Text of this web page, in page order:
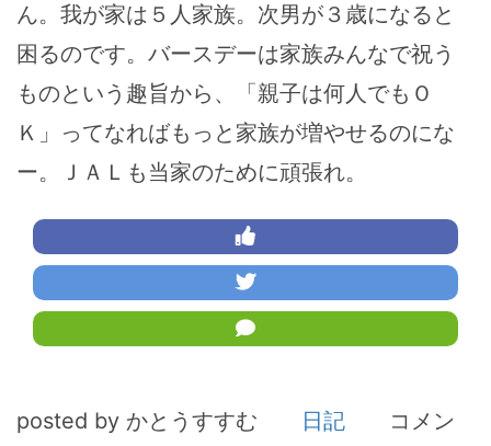
ん。我が家は５人家族。次男が３歳になると
困るのです。バースデーは家族みんなで祝う
ものという趣旨から、「親子は何人でもＯ
Ｋ」ってなればもっと家族が増やせるのにな
ー。ＪＡＬも当家のために頑張れ。
posted by かとうすすむ 日記
コメン